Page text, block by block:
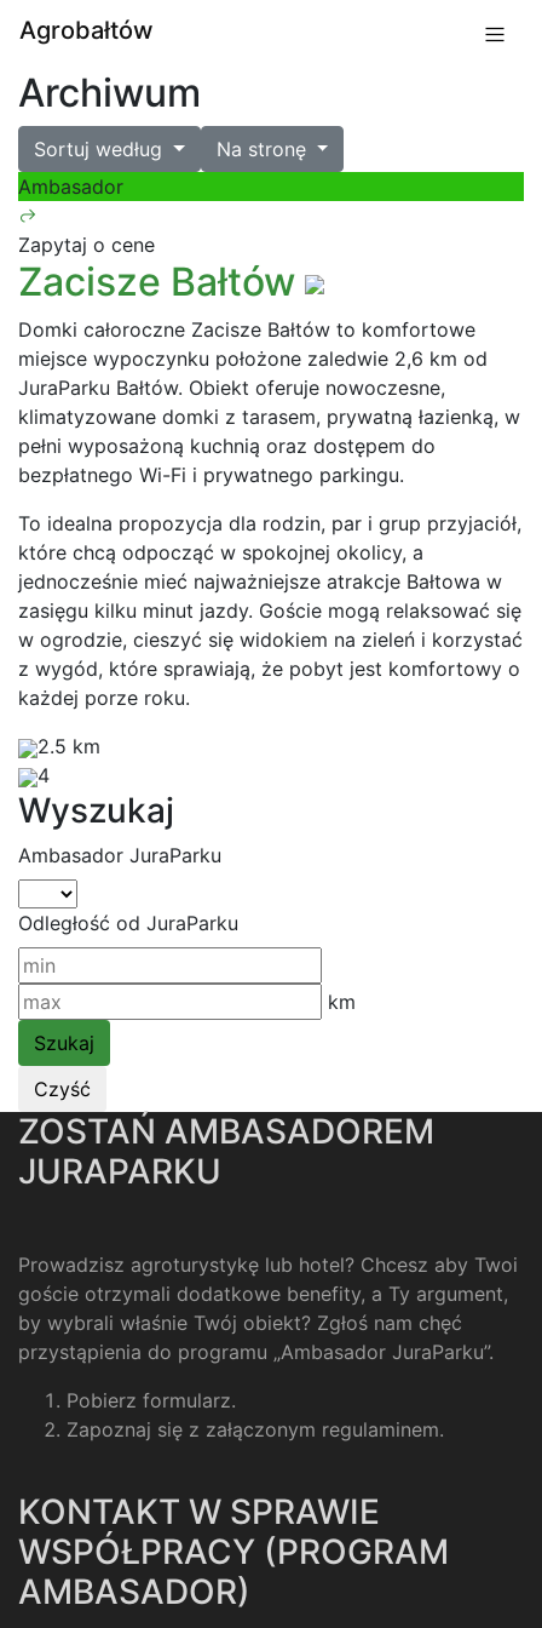
Agrobałtów
Archiwum
Sortuj według
Na stronę
Ambasador
Zapytaj o cene
Zacisze Bałtów
Domki całoroczne Zacisze Bałtów to komfortowe
miejsce wypoczynku położone zaledwie 2,6 km od
JuraParku Bałtów. Obiekt oferuje nowoczesne,
klimatyzowane domki z tarasem, prywatną łazienką, w
pełni wyposażoną kuchnią oraz dostępem do
bezpłatnego Wi-Fi i prywatnego parkingu.
To idealna propozycja dla rodzin, par i grup przyjaciół,
które chcą odpocząć w spokojnej okolicy, a
jednocześnie mieć najważniejsze atrakcje Bałtowa w
zasięgu kilku minut jazdy. Goście mogą relaksować się
w ogrodzie, cieszyć się widokiem na zieleń i korzystać
z wygód, które sprawiają, że pobyt jest komfortowy o
każdej porze roku.
2.5 km
4
Wyszukaj
Ambasador JuraParku
Odległość od JuraParku
km
ZOSTAŃ AMBASADOREM
JURAPARKU
Prowadzisz agroturystykę lub hotel? Chcesz aby Twoi
goście otrzymali dodatkowe benefity, a Ty argument,
by wybrali właśnie Twój obiekt? Zgłoś nam chęć
przystąpienia do programu „Ambasador JuraParku”.
Pobierz formularz.
Zapoznaj się z załączonym regulaminem.
KONTAKT W SPRAWIE
WSPÓŁPRACY (PROGRAM
AMBASADOR)